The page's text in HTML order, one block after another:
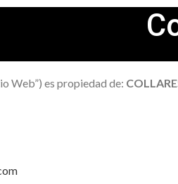
Web”) es propiedad de: